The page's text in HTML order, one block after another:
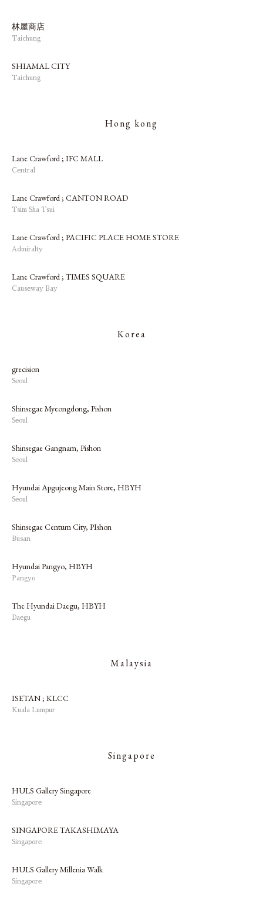
林屋商店
Taichung
SHIAMAL CITY
Taichung
Hong kong
Lane Crawford ; IFC MALL
Central
Lane Crawford ; CANTON ROAD
Tsim Sha Tsui
Lane Crawford ; PACIFIC PLACE HOME STORE
Admiralty
Lane Crawford ; TIMES SQUARE
Causeway Bay
Korea
grecision
Seoul
Shinsegae Myeongdong, Pishon
Seoul
Shinsegae Gangnam, Pishon
Seoul
Hyundai Apgujeong Main Store, HBYH
Seoul
Shinsegae Centum City, PIshon
Busan
Hyundai Pangyo, HBYH
Pangyo
The Hyundai Daegu, HBYH
Daegu
Malaysia
ISETAN ; KLCC
Kuala Lumpur
Singapore
HULS Gallery Singapore
Singapore
SINGAPORE TAKASHIMAYA
Singapore
HULS Gallery Millenia Walk
Singapore